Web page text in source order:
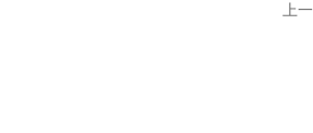
上